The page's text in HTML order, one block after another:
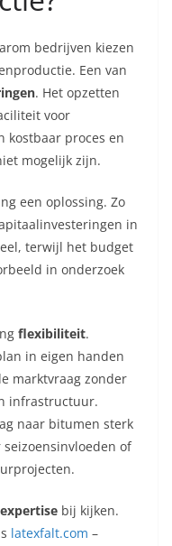
bedrijven kiezen
Een van
. Het opzetten
voor
kostbaar proces en
mogelijk zijn.
een oplossing. Zo
in
terwijl het budget
in onderzoek
flexibiliteit.
in eigen handen
marktvraag zonder
infrastructuur.
naar bitumen sterk
of
expertise bij kijken.
latexfalt.com –